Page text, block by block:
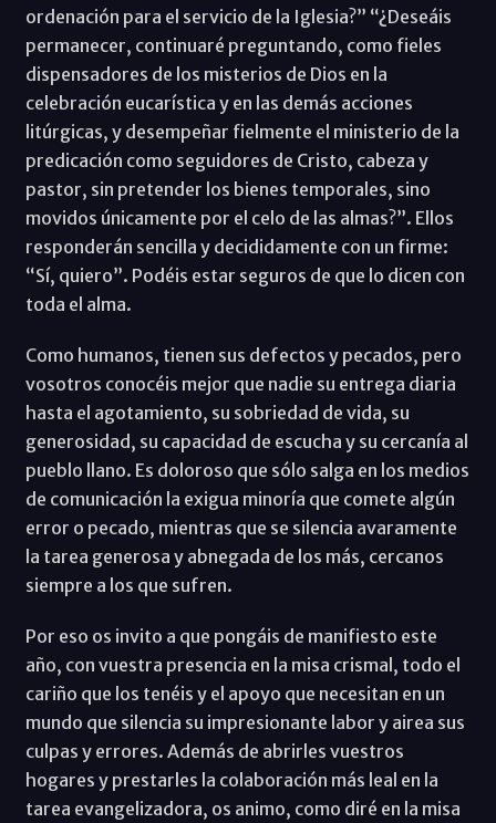
ordenación para el servicio de la Iglesia?” “¿Deseáis
permanecer, continuaré preguntando, como fieles
dispensadores de los misterios de Dios en la
celebración eucarística y en las demás acciones
litúrgicas, y desempeñar fielmente el ministerio de la
predicación como seguidores de Cristo, cabeza y
pastor, sin pretender los bienes temporales, sino
movidos únicamente por el celo de las almas?”. Ellos
responderán sencilla y decididamente con un firme:
“Sí, quiero”. Podéis estar seguros de que lo dicen con
toda el alma.
Como humanos, tienen sus defectos y pecados, pero
vosotros conocéis mejor que nadie su entrega diaria
hasta el agotamiento, su sobriedad de vida, su
generosidad, su capacidad de escucha y su cercanía al
pueblo llano. Es doloroso que sólo salga en los medios
de comunicación la exigua minoría que comete algún
error o pecado, mientras que se silencia avaramente
la tarea generosa y abnegada de los más, cercanos
siempre a los que sufren.
Por eso os invito a que pongáis de manifiesto este
año, con vuestra presencia en la misa crismal, todo el
cariño que los tenéis y el apoyo que necesitan en un
mundo que silencia su impresionante labor y airea sus
culpas y errores. Además de abrirles vuestros
hogares y prestarles la colaboración más leal en la
tarea evangelizadora, os animo, como diré en la misa